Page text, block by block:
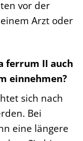
vor der
Arzt oder
ferrum II auch
einnehmen?
sich nach
Bei
eine längere